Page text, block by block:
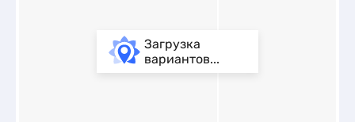
Загрузка
вариантов...